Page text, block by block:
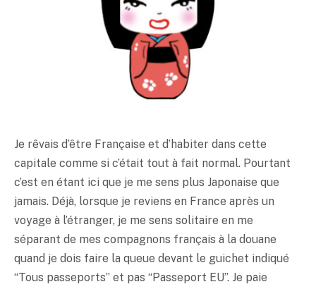
Je rêvais d’être Française et d’habiter dans cette
capitale comme si c’était tout à fait normal. Pourtant
c’est en étant ici que je me sens plus Japonaise que
jamais. Déjà, lorsque je reviens en France après un
voyage à l’étranger, je me sens solitaire en me
séparant de mes compagnons français à la douane
quand je dois faire la queue devant le guichet indiqué
“Tous passeports” et pas “Passeport EU”. Je paie